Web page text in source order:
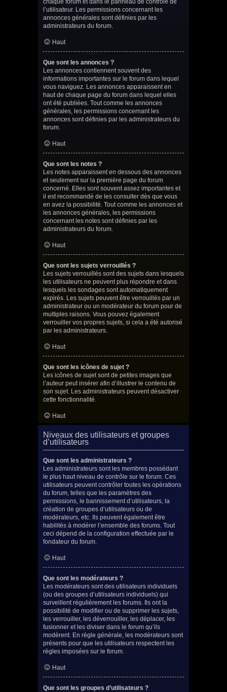
chaque forum et dans le panneau de contrôle de
l’utilisateur. Les permissions concernant les
annonces générales sont définies par les
administrateurs du forum.
Haut
Que sont les annonces ?
Les annonces contiennent souvent des
informations importantes sur le forum dans lequel
vous naviguez. Les annonces apparaissent en
haut de chaque page du forum dans lequel elles
ont été publiées. Tout comme les annonces
générales, les permissions concernant les
annonces sont définies par les administrateurs du
forum.
Haut
Que sont les notes ?
Les notes apparaissent en dessous des annonces
et seulement sur la première page du forum
concerné. Elles sont souvent assez importantes et
il est recommandé de les consulter dès que vous
en avez la possibilité. Tout comme les annonces et
les annonces générales, les permissions
concernant les notes sont définies par les
administrateurs du forum.
Haut
Que sont les sujets verrouillés ?
Les sujets verrouillés sont des sujets dans lesquels
les utilisateurs ne peuvent plus répondre et dans
lesquels les sondages sont automatiquement
expirés. Les sujets peuvent être verrouillés par un
administrateur ou un modérateur du forum pour de
multiples raisons. Vous pouvez également
verrouiller vos propres sujets, si cela a été autorisé
par les administrateurs.
Haut
Que sont les icônes de sujet ?
Les icônes de sujet sont de petites images que
l’auteur peut insérer afin d’illustrer le contenu de
son sujet. Les administrateurs peuvent désactiver
cette fonctionnalité.
Haut
Niveaux des utilisateurs et groupes
d’utilisateurs
Que sont les administrateurs ?
Les administrateurs sont les membres possédant
le plus haut niveau de contrôle sur le forum. Ces
utilisateurs peuvent contrôler toutes les opérations
du forum, telles que les paramètres des
permissions, le bannissement d’utilisateurs, la
création de groupes d’utilisateurs ou de
modérateurs, etc. Ils peuvent également être
habilités à modérer l’ensemble des forums. Tout
ceci dépend de la configuration effectuée par le
fondateur du forum.
Haut
Que sont les modérateurs ?
Les modérateurs sont des utilisateurs individuels
(ou des groupes d’utilisateurs individuels) qui
surveillent régulièrement les forums. Ils ont la
possibilité de modifier ou de supprimer les sujets,
les verrouiller, les déverrouiller, les déplacer, les
fusionner et les diviser dans le forum qu’ils
modèrent. En règle générale, les modérateurs sont
présents pour que les utilisateurs respectent les
règles imposées sur le forum.
Haut
Que sont les groupes d’utilisateurs ?